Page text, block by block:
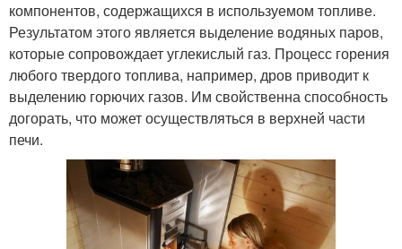
компонентов, содержащихся в используемом топливе.
Результатом этого является выделение водяных паров,
которые сопровождает углекислый газ. Процесс горения
любого твердого топлива, например, дров приводит к
выделению горючих газов. Им свойственна способность
догорать, что может осуществляться в верхней части
печи.